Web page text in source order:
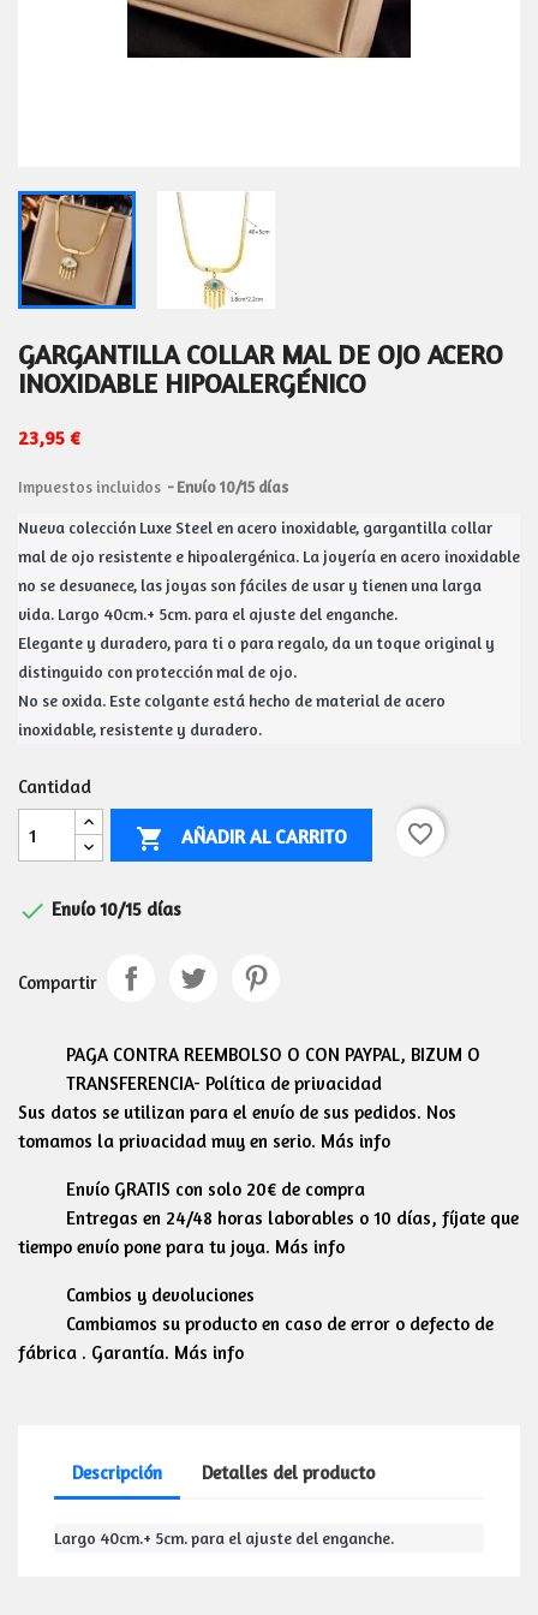
GARGANTILLA COLLAR MAL DE OJO ACERO
INOXIDABLE HIPOALERGÉNICO
23,95 €
Impuestos incluidos Envío 10/15 días
Nueva colección Luxe Steel en acero inoxidable, gargantilla collar
mal de ojo resistente e hipoalergénica. La joyería en acero inoxidable
no se desvanece, las joyas son fáciles de usar y tienen una larga
vida. Largo 40cm.+ 5cm. para el ajuste del enganche.
Elegante y duradero, para ti o para regalo, da un toque original y
distinguido con protección mal de ojo.
No se oxida. Este colgante está hecho de material de acero
inoxidable, resistente y duradero.
Cantidad
 AÑADIR AL CARRITO favorite_border
 Envío 10/15 días
Compartir
PAGA CONTRA REEMBOLSO O CON PAYPAL, BIZUM O
TRANSFERENCIA- Política de privacidad
Sus datos se utilizan para el envío de sus pedidos. Nos
tomamos la privacidad muy en serio. Más info
Envío GRATIS con solo 20€ de compra
Entregas en 24/48 horas laborables o 10 días, fíjate que
tiempo envío pone para tu joya. Más info
Cambios y devoluciones
Cambiamos su producto en caso de error o defecto de
fábrica . Garantía. Más info
Descripción Detalles del producto
Largo 40cm.+ 5cm. para el ajuste del enganche.